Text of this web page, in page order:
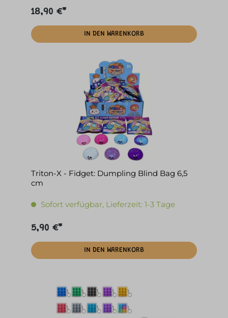
18,90 €*
IN DEN WARENKORB
Triton-X - Fidget: Dumpling Blind Bag 6,5
cm
Sofort verfügbar, Lieferzeit: 1-3 Tage
5,90 €*
IN DEN WARENKORB